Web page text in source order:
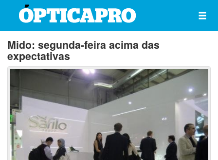
Mido: segunda-feira acima das
expectativas